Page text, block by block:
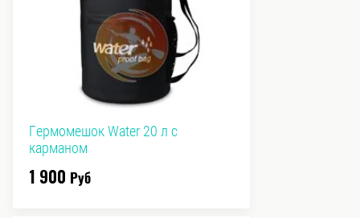
Гермомешок Water 20 л с
карманом
1 900 Руб